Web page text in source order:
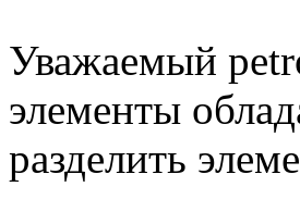
Уважаемый
элементы
разделить